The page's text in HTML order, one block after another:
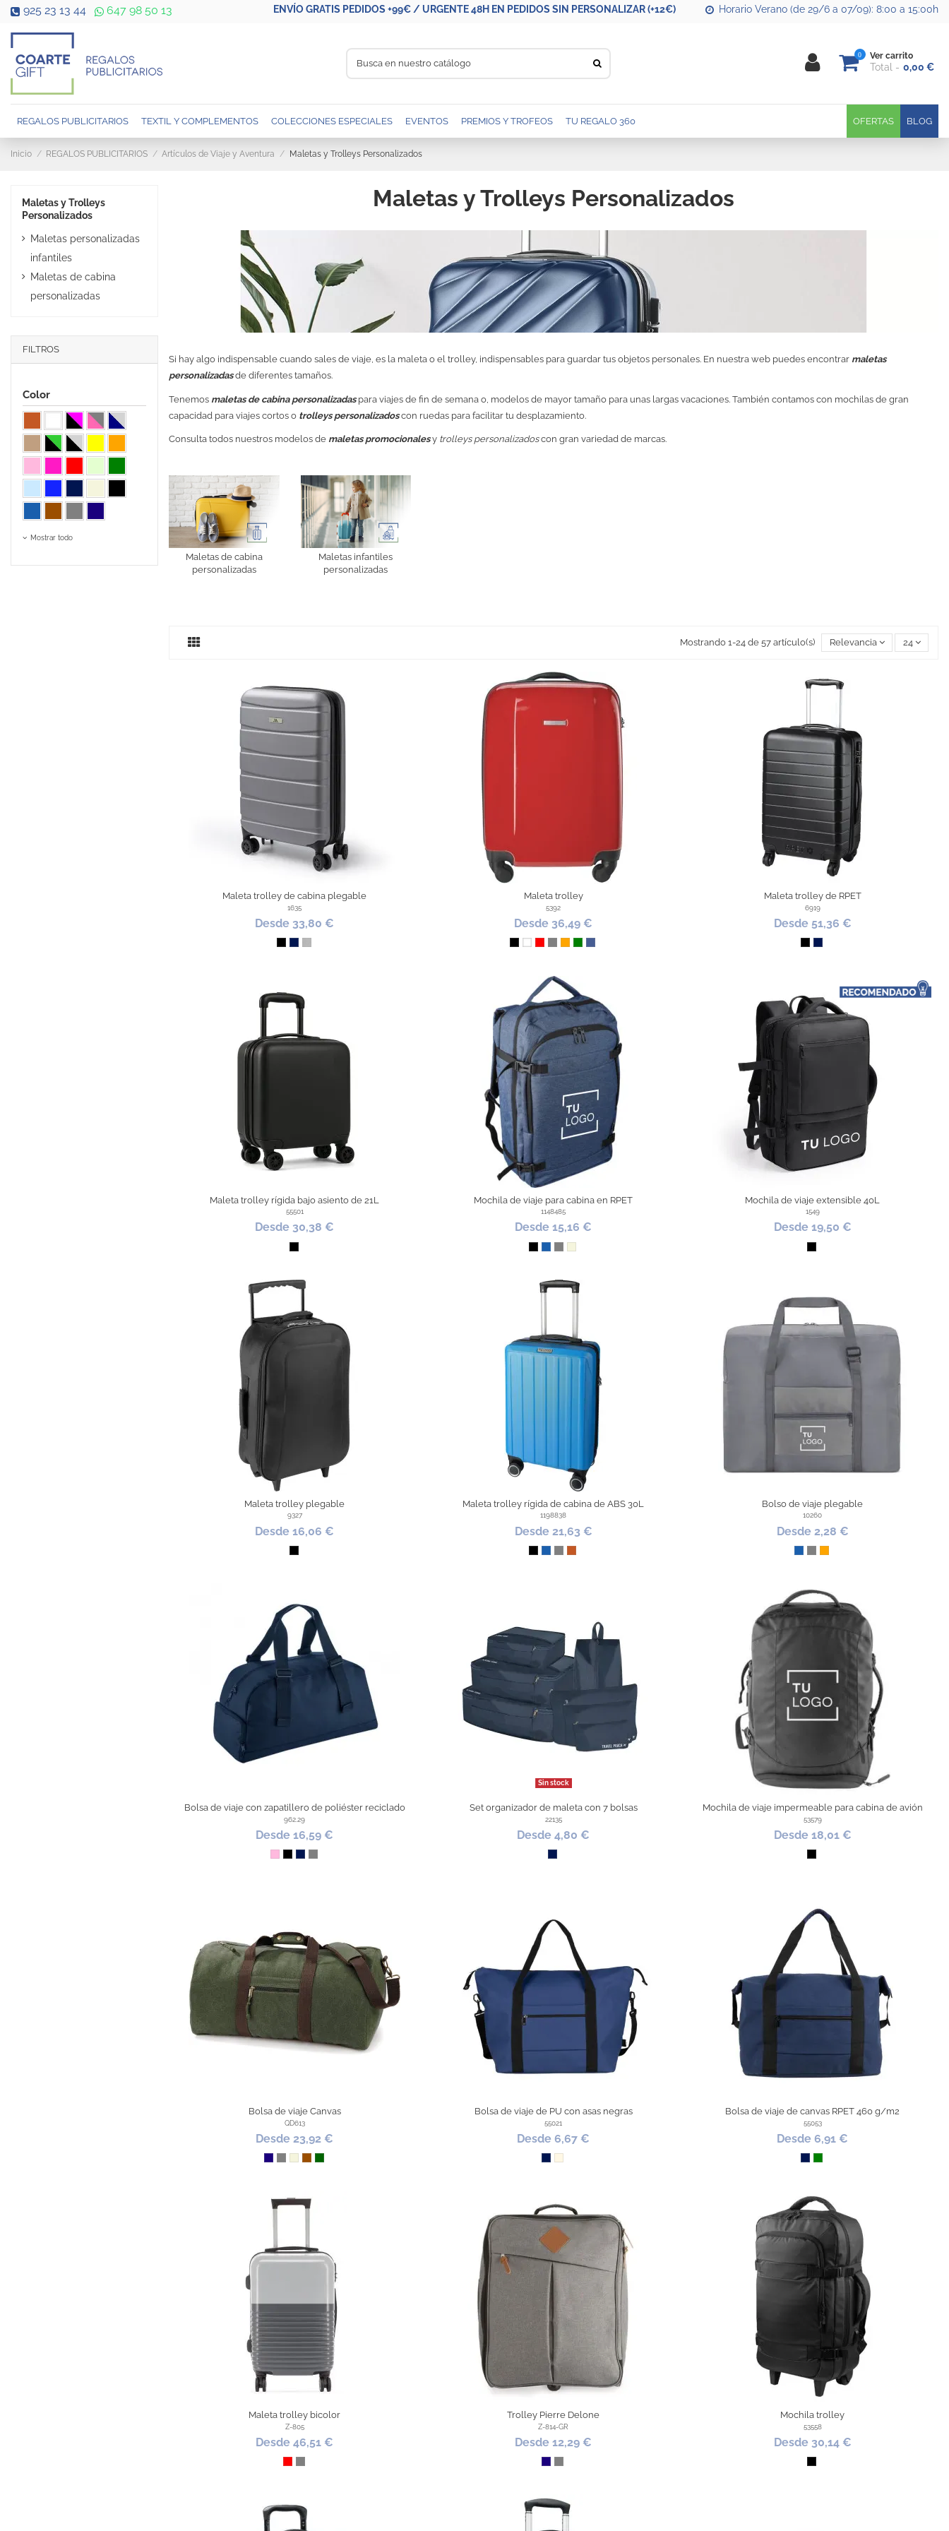
925 23 13 44 647 98 50 13 ENVÍO GRATIS PEDIDOS +99€ / URGENTE 48H EN PEDIDOS SIN PERSONALIZAR (+12€) Horario Verano (de 29/6 a 07/09): 8:00 a 15:00h
0 Ver carrito
Total 0,00 €
REGALOS PUBLICITARIOS TEXTIL Y COMPLEMENTOS COLECCIONES ESPECIALES EVENTOS PREMIOS Y TROFEOS BLOG
TU REGALO 360 OFERTAS
Inicio REGALOS PUBLICITARIOS Artículos de Viaje y Aventura Maletas y Trolleys Personalizados
Maletas y Trolleys Personalizados
Si hay algo indispensable cuando sales de viaje, es la maleta o el trolley, indispensables para guardar tus objetos personales. En nuestra web puedes encontrar maletas
personalizadasde diferentes tamaños.
Tenemos maletas de cabina personalizadaspara viajes de fin de semana o, modelos de mayor tamaño para unas largas vacaciones. También contamos con mochilas de gran
capacidad para viajes cortos o trolleys personalizadoscon ruedas para facilitar tu desplazamiento.
Consulta todos nuestros modelos de maletas promocionalesy trolleys personalizadoscon gran variedad de marcas.
Maletas de cabina
personalizadas
Maletas infantiles
personalizadas
Mostrando 1-24 de 57 artículo(s) Relevancia 24
Maleta trolley de cabina plegable
1635
Desde 33,80 €
Negro
MarinoPlata metalizado
Maleta trolley
5392
Desde 36,49 €
NegroBlanco
RojoGrisNaranja
VerdeAzul cobalto
Maleta trolley de RPET
6919
Desde 51,36 €
NegroMarino
Maleta trolley rígida bajo asiento de 21L
55501
Desde 30,38 €
Negro
Mochila de viaje para cabina en RPET
1148485
Desde 15,16 €
Negro
AzulGrisBeige
Mochila de viaje extensible 40L
1549
Desde 19,50 €
Negro
Maleta trolley plegable
9327
Desde 16,06 €
Negro
Maleta trolley rígida de cabina de ABS 30L
1198838
Desde 21,63 €
Negro
AzulGrisTerracota
Bolso de viaje plegable
10260
Desde 2,28 €
AzulGrisNaranja
Bolsa de viaje con zapatillero de poliéster reciclado
962.29
Desde 16,59 €
RosaNegro
Marino
Gris
Sin stock
Set organizador de maleta con 7 bolsas
22135
Desde 4,80 €
Marino
Mochila de viaje impermeable para cabina de avión
53579
Desde 18,01 €
Negro
Bolsa de viaje Canvas
QD613
Desde 23,92 €
Azul Oscuro
GrisBeigeMarrónVerde Oscuro
Bolsa de viaje de PU con asas negras
55021
Desde 6,67 €
MarinoNatural
Bolsa de viaje de canvas RPET 460 g/m2
55053
Desde 6,91 €
MarinoVerde
Maleta trolley bicolor
Z-805
Desde 46,51 €
RojoGris
Trolley Pierre Delone
Z-814-GR
Desde 12,29 €
Azul Oscuro
Gris
Mochila trolley
53558
Desde 30,14 €
Negro
Maletas y Trolleys
Personalizados
Maletas personalizadas
infantiles
Maletas de cabina
personalizadas
FILTROS
Color
Mostrar todo